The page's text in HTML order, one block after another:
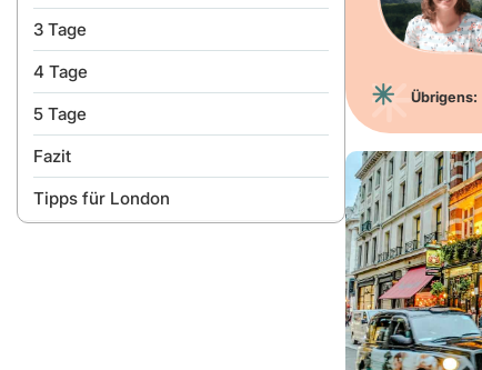
3 Tage
4 Tage
5 Tage
Fazit
Tipps für London
Übrigens: